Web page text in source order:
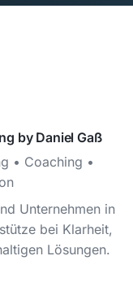
by Daniel Gaß
• Coaching •
Unternehmen in
bei Klarheit,
Lösungen.